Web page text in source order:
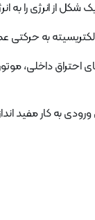
شکل از انرژی را به
به
احتراق داخلی،
ورودی به کار